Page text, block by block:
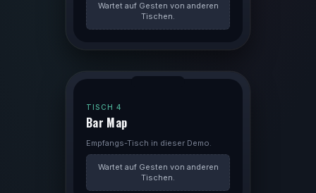
Wartet auf Gesten von anderen
Tischen.
TISCH 4
Bar Map
Empfangs-Tisch in dieser Demo.
Wartet auf Gesten von anderen
Tischen.